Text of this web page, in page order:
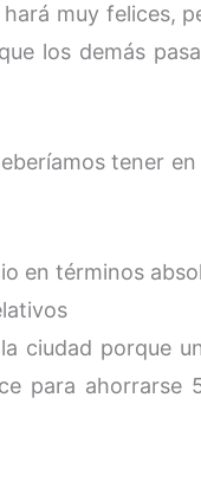
muy felices,
los demás
tener
en términos
ciudad porque
para ahorrarse